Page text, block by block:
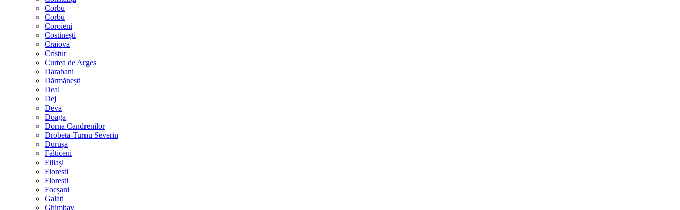
Corbu
Corbu
Coroieni
Costinești
Craiova
Cristur
Curtea de Argeș
Darabani
Dărmănești
Deal
Dej
Deva
Doaga
Dorna Candrenilor
Drobeta-Turnu Severin
Durușa
Fălticeni
Filiași
Florești
Florești
Focșani
Galați
Ghimbav